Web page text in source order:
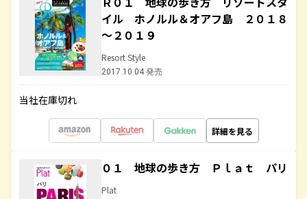
イル ホノルル＆オアフ島 ２０１８
～２０１９
Resort Style
2017.10.04 発売
当社在庫切れ
詳細を見る
０１ 地球の歩き方 Ｐｌａｔ パリ
Plat